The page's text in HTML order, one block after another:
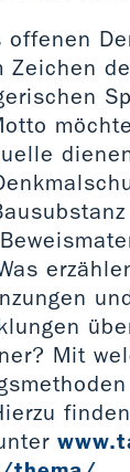
offenen
Zeichen
Mit